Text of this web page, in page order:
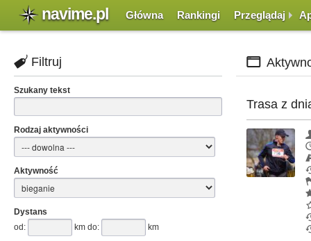
navime.pl Główna Rankingi Przeglądaj
Filtruj
Szukany tekst
Rodzaj aktywności
Aktywność
Dystans
od:
km do: km
Trasa z